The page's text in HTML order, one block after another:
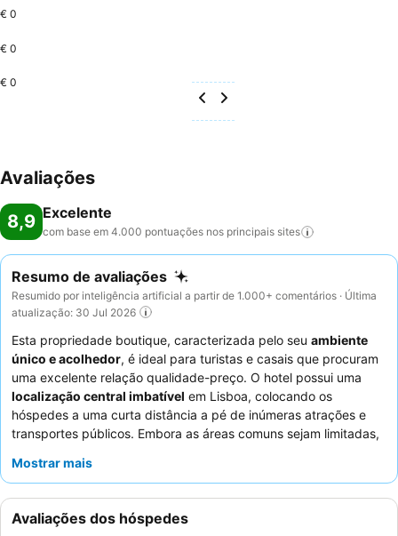
€ 0
€ 0
€ 0
Avaliações
8,9 Excelente
com base em 4.000 pontuações nos principais sites
Resumo de avaliações
Resumido por inteligência artificial a partir de 1.000+ comentários · Última
atualização: 30 Jul 2026
Esta propriedade boutique, caracterizada pelo seu ambiente
único e acolhedor, é ideal para turistas e casais que procuram
uma excelente relação qualidade-preço. O hotel possui uma
localização central imbatível em Lisboa, colocando os
hóspedes a uma curta distância a pé de inúmeras atrações e
transportes públicos. Embora as áreas comuns sejam limitadas,
insonorizados garantem uma estadia agradável. Os hóspedes
e o variado e delicioso pequeno-almoço. Para a melhor
experiência, considere pedir um quarto longe dos corredores
Mostrar mais
Avaliações dos hóspedes